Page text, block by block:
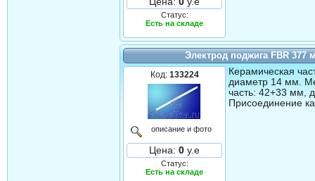
Статус:
Есть на складе
Электрод поджига FBR 377
Код: 133224
описание и фото
Цена: 0 у.е
Статус:
Есть на складе
Керамическая
диаметр 14 мм.
часть: 42+33 мм,
Присоединение